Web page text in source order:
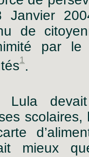
de
par
1.
Lula
scolaires,
mieux